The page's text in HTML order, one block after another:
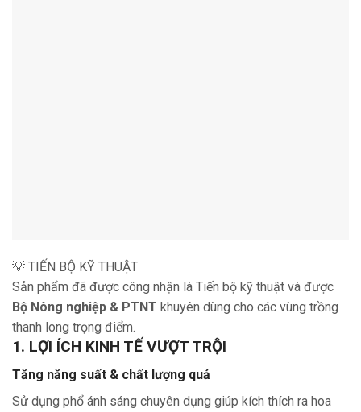
💡 TIẾN BỘ KỸ THUẬT
Sản phẩm đã được công nhận là Tiến bộ kỹ thuật và được
Bộ Nông nghiệp & PTNT khuyên dùng cho các vùng trồng
thanh long trọng điểm.
1. LỢI ÍCH KINH TẾ VƯỢT TRỘI
Tăng năng suất & chất lượng quả
Sử dụng phổ ánh sáng chuyên dụng giúp kích thích ra hoa